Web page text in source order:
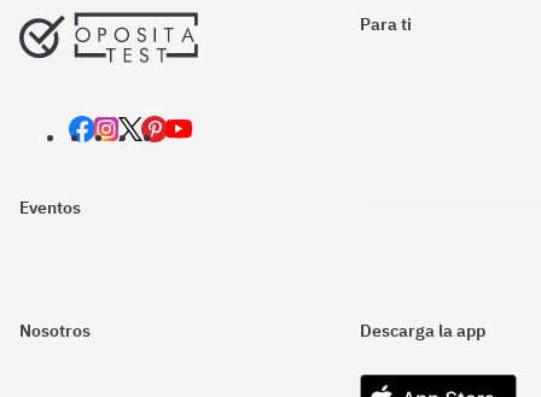
Para ti
Eventos
Nosotros Descarga la app